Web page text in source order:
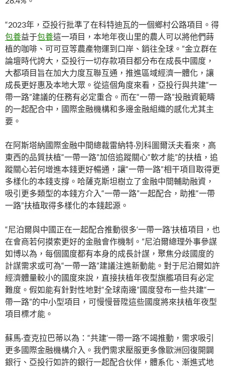
“2023年，亞投行批準了在科特迪瓦的一個鄉村公路項目。得
包養益于包養這一項目，本地年夜山里的農人可以將他們蒔
植的咖啡、可可豆等農產物運到口岸、銷往全球。”金立群在
論壇時代誇大，亞投行一切存款項目都分布在成長中國度，
大都項目旨在加大力度互聯互通，推進區域經濟一體化，讓
成長更好惠及本地大眾。從這個角度來看，亞投行與共建“一
帶一路”建議的任務有必定重合。而在“一帶一路”投融資範疇
的一起配合中，國際金融機構和多邊金融組織的感化尤其主
要。
在阿斯塔納國際金融中間總裁雷納特·別科圖爾沃夫看來，高
東西的品質扶植“一帶一路”加倍追蹤關心“軟才能”的扶植，追
蹤關心若何增進本錢更好暢通，讓“一帶一路”相干項目取得更
多樣化的本錢支撐。哈薩克斯坦樹立了金融中間輔助融資，
吸引更多類型的本錢方介入“一帶一路”一起配合，助推“一帶
一路”扶植取得多樣化的本錢起源。
“尼泊爾與中國正在一起配合推動很多‘一帶一路’扶植項目，也
在會商若何摸索更好的金融會作機制。”尼泊爾總理外事參謀
如博以為，每個國度都有本身的成長計謀，聚焦分歧國度的
計謀需求或可為“一帶一路”建議注進新動能。對于尼泊爾如許
經濟體量較小的國度來說，直接扶植年夜型旗艦項目有必定
難度。假如能有針對性地對“全球南邊”國度發布一些共建“一
帶一路”的中小型項目，可慢慢晉陞這些國度將來扶植年夜型
項目標才能。
蘇馬·查克拉巴蒂以為：“共建‘一帶一路’不竭推動，需求吸引
更多國際金融機構介入。我們需求壓服更多像歐洲回復開闢
銀行、亞投行如許的銀行一起配合伙伴，體系化、漸進式地